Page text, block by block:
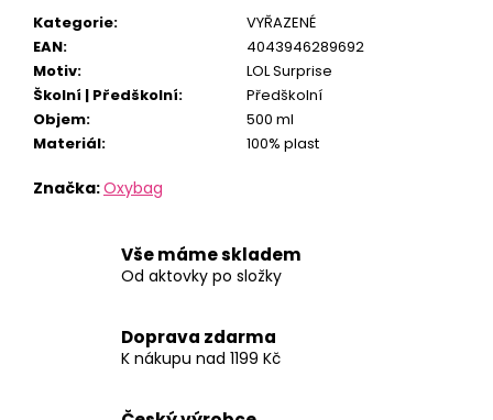
Kategorie:
VYŘAZENÉ
EAN:
4043946289692
Motiv:
LOL Surprise
Školní | Předškolní:
Předškolní
Objem:
500 ml
Materiál: 100% plast
Značka:Oxybag
Vše máme skladem
Od aktovky po složky
Doprava zdarma
K nákupu nad 1199 Kč
Kč